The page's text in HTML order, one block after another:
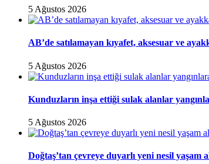
5 Ağustos 2026
AB’de satılamayan kıyafet, aksesuar ve
5 Ağustos 2026
Kunduzların inşa ettiği sulak alanlar
5 Ağustos 2026
Doğtaş’tan çevreye duyarlı yeni nesil yaşam